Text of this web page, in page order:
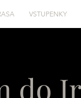
VSTUPENKY
do